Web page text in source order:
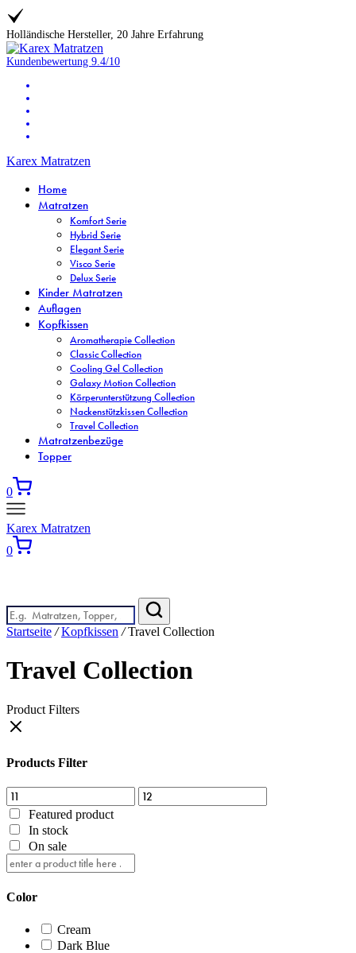
Holländische Hersteller, 20 Jahre Erfahrung
Kundenbewertung 9.4/10
Karex Matratzen
Home
Matratzen
Komfort Serie
Hybrid Serie
Elegant Serie
Visco Serie
Delux Serie
Kinder Matratzen
Auflagen
Kopfkissen
Aromatherapie Collection
Classic Collection
Cooling Gel Collection
Galaxy Motion Collection
Körperunterstützung Collection
Nackenstützkissen Collection
Travel Collection
Matratzenbezüge
Topper
0
Karex Matratzen
0
Startseite / Kopfkissen /Travel Collection
Travel Collection
Product Filters
Products Filter
Featured product
In stock
On sale
Color
Cream
Dark Blue